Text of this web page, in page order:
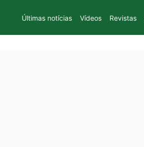
Últimas notícias Vídeos Revistas